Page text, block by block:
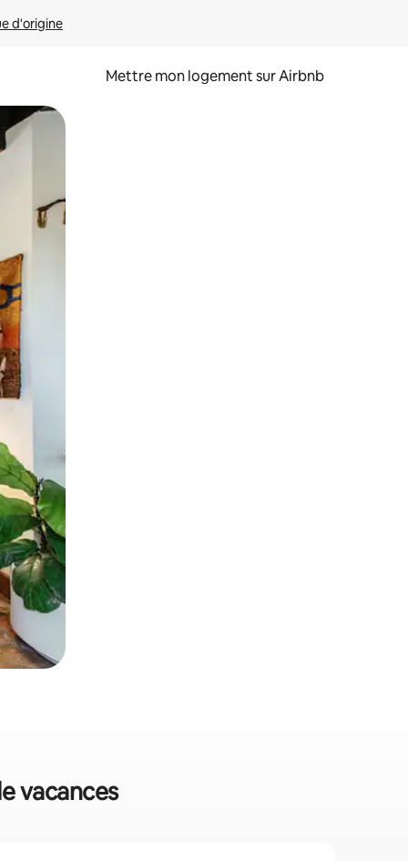
d'origine
Mettre mon logement sur Airbnb
glisser.
vacances